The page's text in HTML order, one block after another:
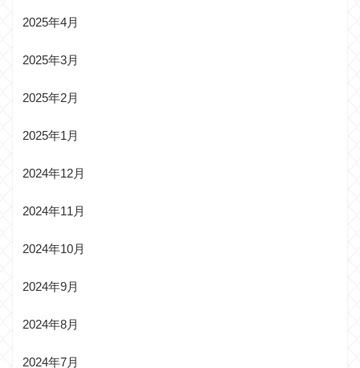
2025年4月
2025年3月
2025年2月
2025年1月
2024年12月
2024年11月
2024年10月
2024年9月
2024年8月
2024年7月